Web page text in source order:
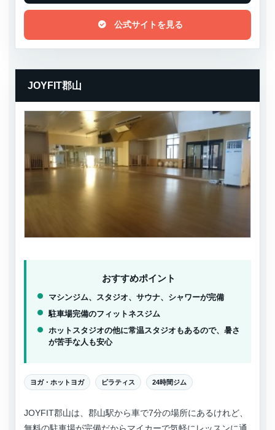
公式サイトを見る
JOYFIT郡山
おすすめポイント
マシンジム、スタジオ、サウナ、シャワーが完備
駐車場完備のフィットネスジム
ホットスタジオの他に常温スタジオもあるので、暑さ
が苦手な人も安心
ヨガ・ホットヨガ ピラティス 24時間ジム
JOYFIT郡山は、郡山駅から車で7分の場所にあるけれど、
無料の駐車場が完備だからマイカーで気軽にレッスンに通